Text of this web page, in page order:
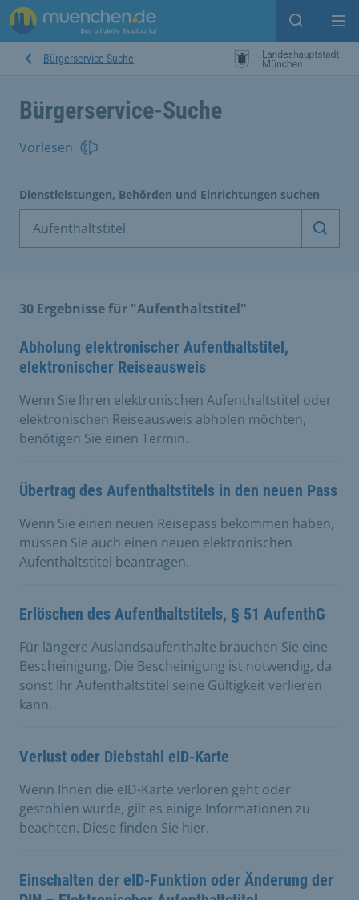
Suche
Bürgerservice-Suche
Bürgerservice-Suche
Vorlesen
Dienstleistungen, Behörden und Einrichtungen suchen
30 Ergebnisse für "Aufenthaltstitel"
Abholung elektronischer Aufenthaltstitel,
elektronischer Reiseausweis
Wenn Sie Ihren elektronischen Aufenthaltstitel oder
elektronischen Reiseausweis abholen möchten,
benötigen Sie einen Termin.
Übertrag des Aufenthaltstitels in den neuen Pass
Wenn Sie einen neuen Reisepass bekommen haben,
müssen Sie auch einen neuen elektronischen
Aufenthaltstitel beantragen.
Erlöschen des Aufenthaltstitels, § 51 AufenthG
Für längere Auslandsaufenthalte brauchen Sie eine
Bescheinigung. Die Bescheinigung ist notwendig, da
sonst Ihr Aufenthaltstitel seine Gültigkeit verlieren
kann.
Verlust oder Diebstahl eID-Karte
Wenn Ihnen die eID-Karte verloren geht oder
gestohlen wurde, gilt es einige Informationen zu
beachten. Diese finden Sie hier.
Einschalten der eID-Funktion oder Änderung der